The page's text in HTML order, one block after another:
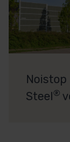
Noistop
Steel®